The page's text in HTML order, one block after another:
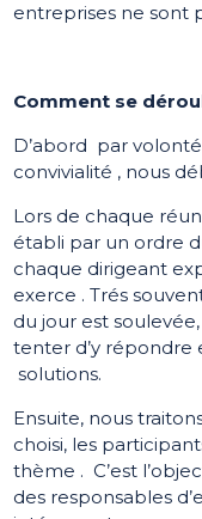
entreprises ne sont
Comment se
D’abord par
convivialité , nous
Lors de chaque
établi par un ordre
chaque dirigeant
exerce . Trés
du jour est
tenter d’y répondre
solutions.
Ensuite, nous
choisi, les
thème . C’est
des responsables